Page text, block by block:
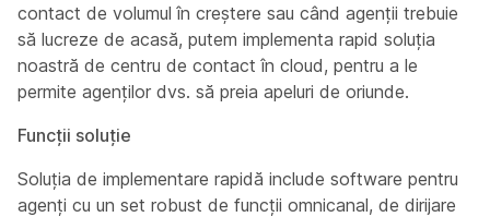
contact de volumul în creștere sau când agenții trebuie
să lucreze de acasă, putem implementa rapid soluția
noastră de centru de contact în cloud, pentru a le
permite agenților dvs. să preia apeluri de oriunde.
Funcții soluție
Soluția de implementare rapidă include software pentru
agenți cu un set robust de funcții omnicanal, de dirijare